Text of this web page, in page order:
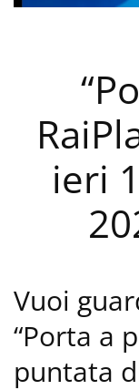
ieri
Vuoi
“Porta a
puntata